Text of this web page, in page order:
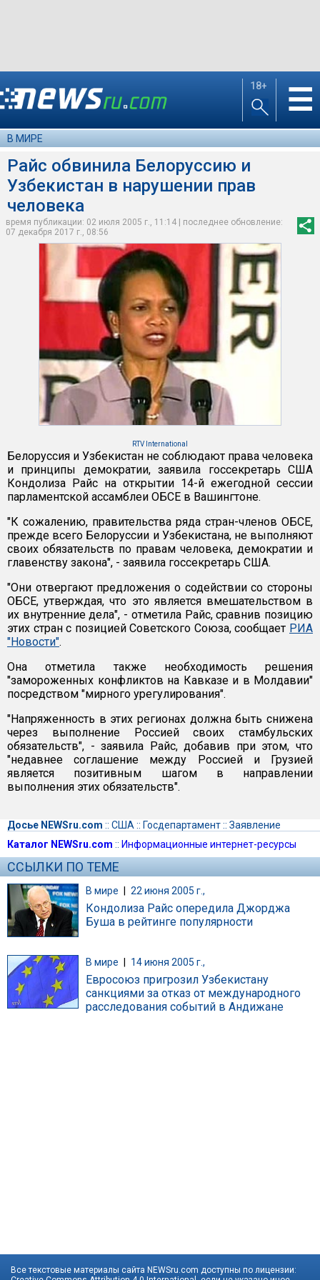
18+ ☰
В МИРЕ
Райс обвинила Белоруссию и
Узбекистан в нарушении прав
человека
время публикации: 02 июля 2005 г., 11:14 | последнее обновление:
07 декабря 2017 г., 08:56
RTV International
Белоруссия и Узбекистан не соблюдают права человека
и принципы демократии, заявила госсекретарь США
Кондолиза Райс на открытии 14-й ежегодной сессии
парламентской ассамблеи ОБСЕ в Вашингтоне.
"К сожалению, правительства ряда стран-членов ОБСЕ,
прежде всего Белоруссии и Узбекистана, не выполняют
своих обязательств по правам человека, демократии и
главенству закона", - заявила госсекретарь США.
"Они отвергают предложения о содействии со стороны
ОБСЕ, утверждая, что это является вмешательством в
их внутренние дела", - отметила Райс, сравнив позицию
этих стран с позицией Советского Союза, сообщает РИА
"Новости".
Она отметила также необходимость решения
"замороженных конфликтов на Кавказе и в Молдавии"
посредством "мирного урегулирования".
"Напряженность в этих регионах должна быть снижена
через выполнение Россией своих стамбульских
обязательств", - заявила Райс, добавив при этом, что
"недавнее соглашение между Россией и Грузией
является позитивным шагом в направлении
выполнения этих обязательств".
Досье NEWSru.com :: США :: Госдепартамент:: Заявление
Каталог NEWSru.com :: Информационные интернет-ресурсы
ССЫЛКИ ПО ТЕМЕ
В мире | 22 июня 2005 г.,
Кондолиза Райс опередила Джорджа
Буша в рейтинге популярности
В мире 14 июня 2005 г.,
Евросоюз пригрозил Узбекистану
санкциями за отказ от международного
расследования событий в Андижане
Все текстовые материалы сайта NEWSru.com доступны по лицензии: